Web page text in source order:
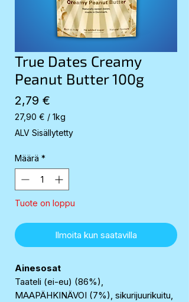
True Dates Creamy
Peanut Butter 100g
2,79 €
27,90 € / 1kg
27,90 €
per
Kilogram
ALV Sisällytetty
Määrä *
Tuote on loppu
Ilmoita kun saatavilla
Ainesosat
Taateli (ei-eu) (86%),
MAAPÄHKINÄVOI (7%), sikurijuurikuitu,